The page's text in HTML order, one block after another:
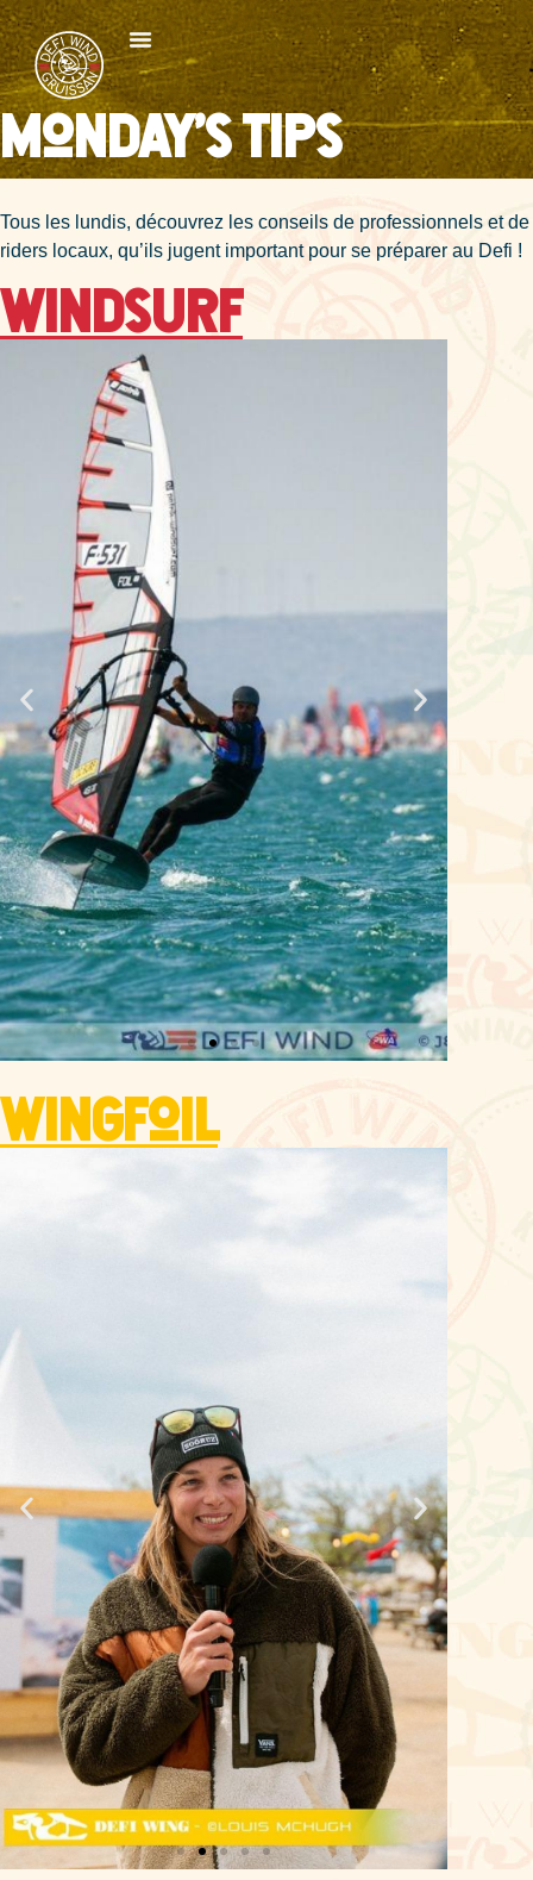
Monday's Tips
Tous les lundis, découvrez les conseils de professionnels et de
riders locaux, qu’ils jugent important pour se préparer au Defi !
Windsurf
Nicolas
Warembourg
depuis la plage et ce que l'on
ressent sur l'eau. Si vous le pouvez,
préparez 2 ou 3 voiles avant le
départ. Cela vous permettra de
gagner du temps si vous décidez de
changer d'équipement avant le
départ. Bonne course !
"
Wingfoil